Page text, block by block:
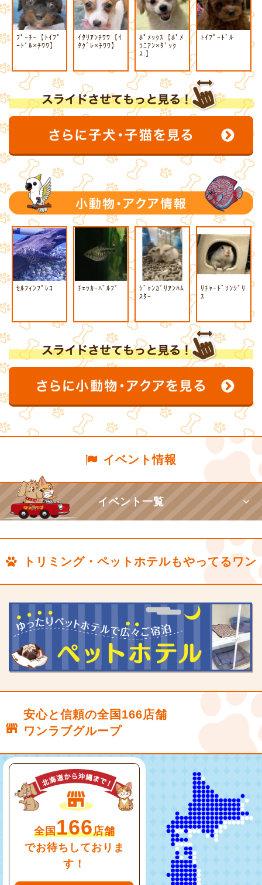
ﾌﾟｰﾁｰ【ﾄｲﾌﾟ
ｰﾄﾞﾙ×ﾁﾜﾜ】
ｲﾀﾘｱﾝﾁﾜﾜ【ｲ
ﾀｸﾞﾚ×ﾁﾜﾜ】
ﾎﾟﾒｯｸｽ【ﾎﾟﾒ
ﾗﾆｱﾝ×ﾀﾞｯｸ
ｽ.】
ﾄｲﾌﾟｰﾄﾞﾙ
ｾﾙﾌｨﾝﾌﾟﾚｺ ﾁｪｯｶｰﾊﾞﾙﾌﾞ
ｼﾞｬﾝｶﾞﾘｱﾝﾊﾑ
ｽﾀｰ
ﾘﾁｬｰﾄﾞｿﾝｼﾞﾘ
ｽ
イベント情報
イベント一覧
トリミング・ペットホテルもやってるワン
安心と信頼の全国166店舗
ワンラブグループ
全国166店舗
でお待ちしておりま
す！